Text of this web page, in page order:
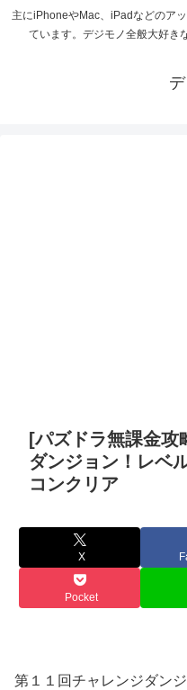
主にiPhoneやMac、iPadなどのア
ています。デジモノ全般大好き
[パズドラ無課金
ダンジョン！レベ
コンクリア
X
Pocket
第１１回チャレンジダン